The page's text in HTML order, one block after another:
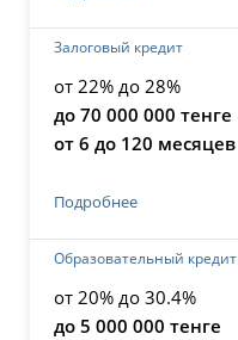
Залоговый кредит
от 22% до 28%
до 70 000 000 тенге
от 6 до 120 месяцев
Подробнее
Образовательный кредит
от 20% до 30.4%
до 5 000 000 тенге